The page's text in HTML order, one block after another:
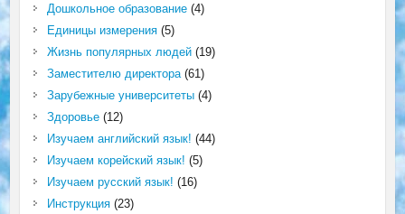
Дошкольное образование(4)
Единицы измерения(5)
Жизнь популярных людей(19)
Заместителю директора(61)
Зарубежные университеты(4)
Здоровье(12)
Изучаем английский язык! (44)
Изучаем корейский язык! (5)
Изучаем русский язык! (16)
Инструкция(23)